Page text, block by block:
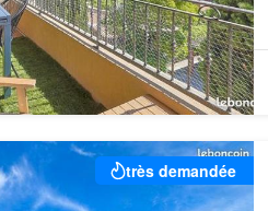
très demandée